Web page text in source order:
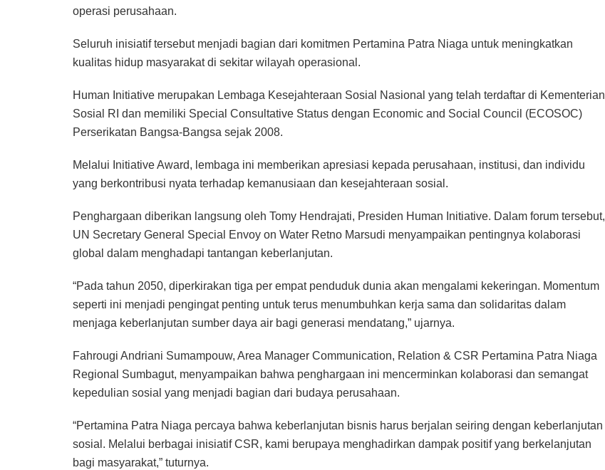
operasi perusahaan.
Seluruh inisiatif tersebut menjadi bagian dari komitmen Pertamina Patra Niaga untuk meningkatkan
kualitas hidup masyarakat di sekitar wilayah operasional.
Human Initiative merupakan Lembaga Kesejahteraan Sosial Nasional yang telah terdaftar di Kementerian
Sosial RI dan memiliki Special Consultative Status dengan Economic and Social Council (ECOSOC)
Perserikatan Bangsa-Bangsa sejak 2008.
Melalui Initiative Award, lembaga ini memberikan apresiasi kepada perusahaan, institusi, dan individu
yang berkontribusi nyata terhadap kemanusiaan dan kesejahteraan sosial.
Penghargaan diberikan langsung oleh Tomy Hendrajati, Presiden Human Initiative. Dalam forum tersebut,
UN Secretary General Special Envoy on Water Retno Marsudi menyampaikan pentingnya kolaborasi
global dalam menghadapi tantangan keberlanjutan.
“Pada tahun 2050, diperkirakan tiga per empat penduduk dunia akan mengalami kekeringan. Momentum
seperti ini menjadi pengingat penting untuk terus menumbuhkan kerja sama dan solidaritas dalam
menjaga keberlanjutan sumber daya air bagi generasi mendatang,” ujarnya.
Fahrougi Andriani Sumampouw, Area Manager Communication, Relation & CSR Pertamina Patra Niaga
Regional Sumbagut, menyampaikan bahwa penghargaan ini mencerminkan kolaborasi dan semangat
kepedulian sosial yang menjadi bagian dari budaya perusahaan.
“Pertamina Patra Niaga percaya bahwa keberlanjutan bisnis harus berjalan seiring dengan keberlanjutan
sosial. Melalui berbagai inisiatif CSR, kami berupaya menghadirkan dampak positif yang berkelanjutan
bagi masyarakat,” tuturnya.